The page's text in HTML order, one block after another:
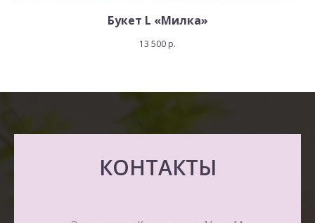
Букет L «Милка»
13 500 р.
КОНТАКТЫ